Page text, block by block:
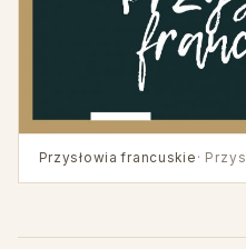
Przysłowia francuskie ·